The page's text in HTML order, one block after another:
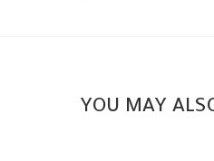
YOU MAY